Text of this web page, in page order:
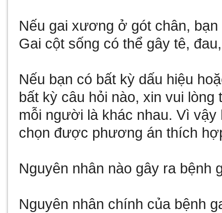
Nếu gai xương ở gót chân,
Gai cột sống có thể gây tê,
Nếu bạn có bất kỳ dấu hiệu
bất kỳ câu hỏi nào, xin vui
mỗi người là khác nhau. Vì
chọn được phương án thích
Nguyên nhân nào gây ra bệnh
Nguyên nhân chính của bệnh